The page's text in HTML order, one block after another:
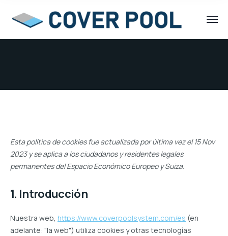
Esta política de cookies fue actualizada por última vez el 15 Nov
2023 y se aplica a los ciudadanos y residentes legales
permanentes del Espacio Económico Europeo y Suiza.
1. Introducción
Nuestra web, https://www.coverpoolsystem.com/es (en
adelante: "la web") utiliza cookies y otras tecnologías